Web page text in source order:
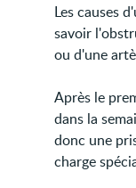
Les causes
savoir
ou d'une
Après le
dans la
donc une
charge